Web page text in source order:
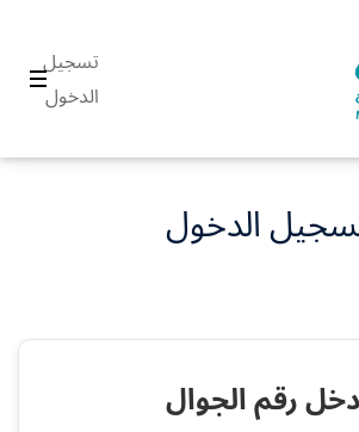
تسجيل
الدخول
الدخول
رقم الجوال